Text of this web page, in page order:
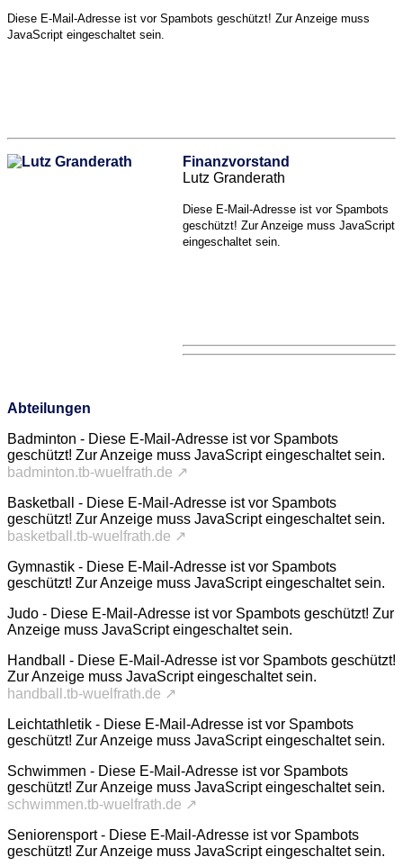
Diese E-Mail-Adresse ist vor Spambots geschützt! Zur Anzeige muss
JavaScript eingeschaltet sein.
Finanzvorstand
Lutz Granderath
Diese E-Mail-Adresse ist vor Spambots
geschützt! Zur Anzeige muss JavaScript
eingeschaltet sein.
Abteilungen
Badminton - Diese E-Mail-Adresse ist vor Spambots
geschützt! Zur Anzeige muss JavaScript eingeschaltet sein.
badminton.tb-wuelfrath.de ↗
Basketball - Diese E-Mail-Adresse ist vor Spambots
geschützt! Zur Anzeige muss JavaScript eingeschaltet sein.
basketball.tb-wuelfrath.de ↗
Gymnastik - Diese E-Mail-Adresse ist vor Spambots
geschützt! Zur Anzeige muss JavaScript eingeschaltet sein.
Judo - Diese E-Mail-Adresse ist vor Spambots geschützt! Zur
Anzeige muss JavaScript eingeschaltet sein.
Handball - Diese E-Mail-Adresse ist vor Spambots geschützt!
Zur Anzeige muss JavaScript eingeschaltet sein.
handball.tb-wuelfrath.de ↗
Leichtathletik - Diese E-Mail-Adresse ist vor Spambots
geschützt! Zur Anzeige muss JavaScript eingeschaltet sein.
Schwimmen - Diese E-Mail-Adresse ist vor Spambots
geschützt! Zur Anzeige muss JavaScript eingeschaltet sein.
schwimmen.tb-wuelfrath.de ↗
Seniorensport - Diese E-Mail-Adresse ist vor Spambots
geschützt! Zur Anzeige muss JavaScript eingeschaltet sein.